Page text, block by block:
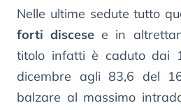
Nelle ultime sedute tutto
forti discese e in
titolo infatti è caduto dai
dicembre agli 83,6 del
balzare al massimo